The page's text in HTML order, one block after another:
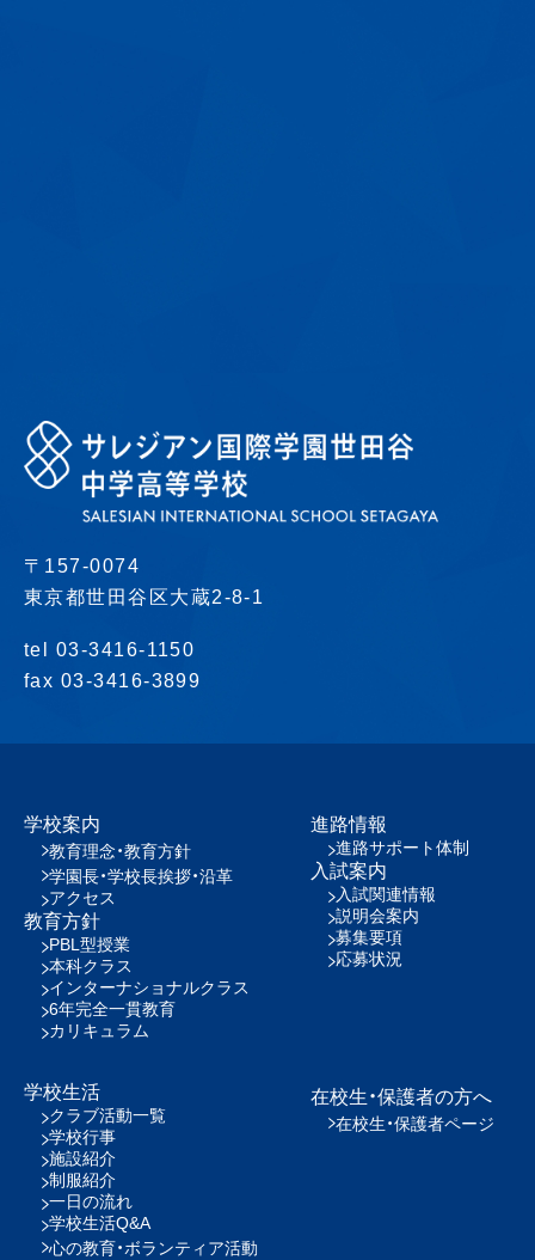
〒157-0074
東京都世田谷区大蔵2-8-1
tel 03-3416-1150
fax 03-3416-3899
学校案内
教育理念・教育方針
学園長・学校長挨拶・沿革
アクセス
教育方針
PBL型授業
本科クラス
インターナショナルクラス
6年完全一貫教育
カリキュラム
学校生活
クラブ活動一覧
学校行事
施設紹介
制服紹介
一日の流れ
学校生活Q&A
心の教育・ボランティア活動
進路情報
進路サポート体制
入試案内
入試関連情報
説明会案内
募集要項
応募状況
在校生・保護者の方へ
在校生・保護者ページ